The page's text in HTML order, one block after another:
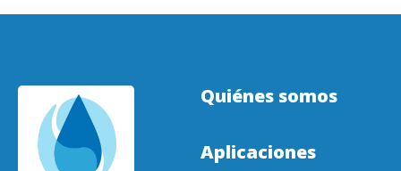
Quiénes somos
Aplicaciones